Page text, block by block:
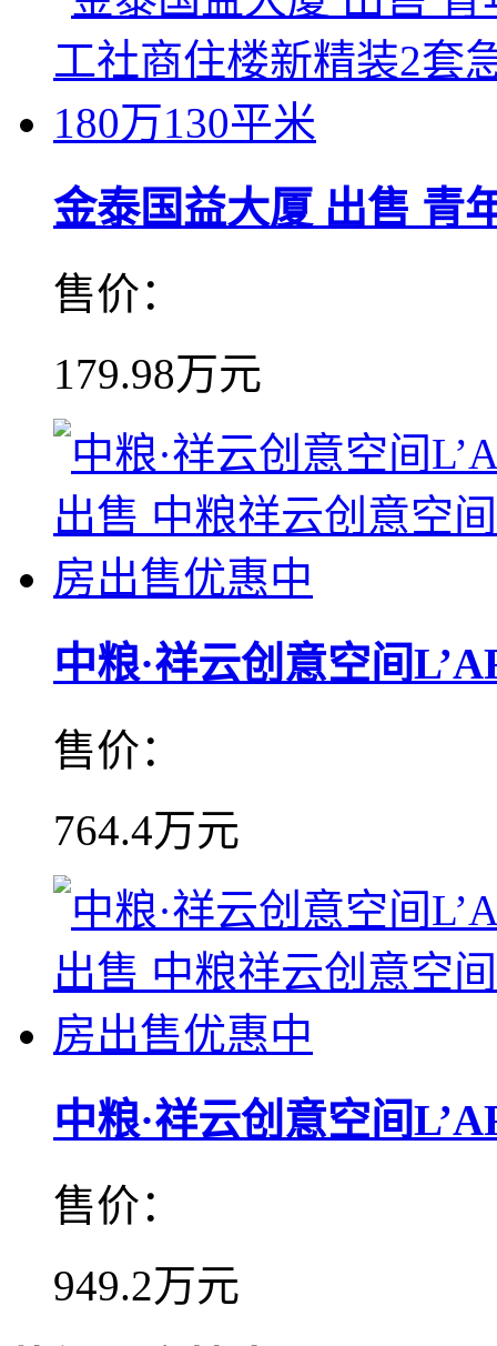
金泰国益大厦 出售 青
售价：
179.98万元
中粮·祥云创意空间
售价：
764.4万元
中粮·祥云创意空间
售价：
949.2万元